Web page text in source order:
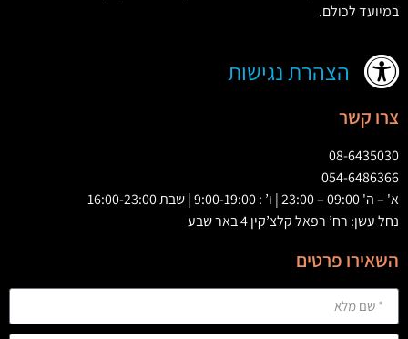
במיועד לכולם.
הצהרת נגישות
צרו קשר
08-6435030
054-6486366
א' – ה' 09:00 – 23:00 | ו’ : 9:00-19:00 | שבת 16:00-23:00
נחל עשן: רח’ רפאל קלצ’קין 4 באר שבע
השאירו פרטים